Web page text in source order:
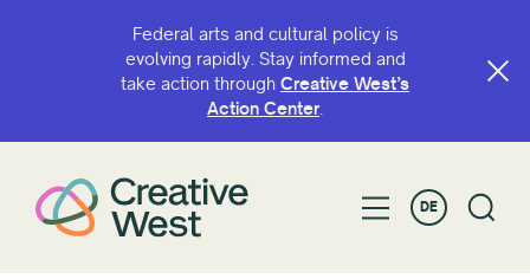
Federal arts and cultural policy is
evolving rapidly. Stay informed and
take action through Creative West’s
Action Center.
DE